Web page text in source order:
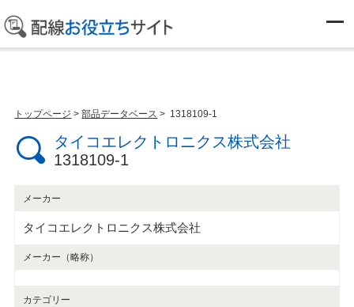
部品データベース
トップページ >部品データベース > 1318109-1
タイコエレクトロニクス株式会社
1318109-1
メーカー
タイコエレクトロニクス株式会社
メーカー（略称）
カテゴリー